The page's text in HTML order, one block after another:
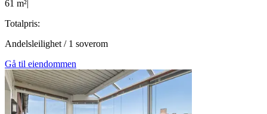
61 m²|
Totalpris:
Andelsleilighet / 1 soverom
Gå til eiendommen